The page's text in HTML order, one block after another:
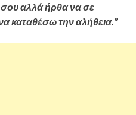
σου αλλά ήρθα να σε
καταθέσω την αλήθεια.”